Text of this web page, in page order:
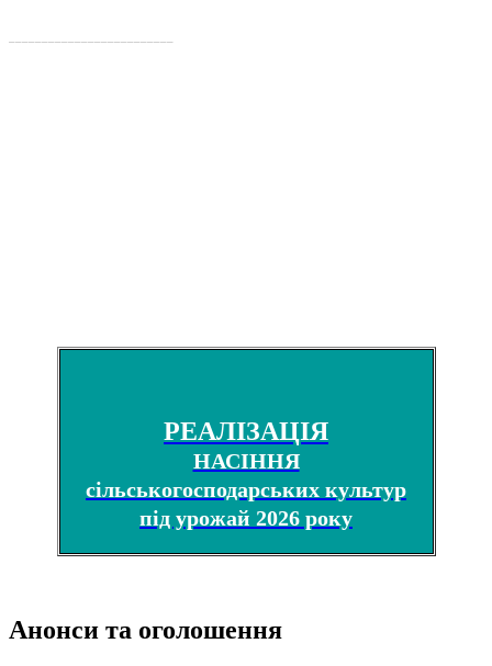
РЕАЛІЗАЦІЯ
НАСІННЯ
сільськогосподарських культур
під урожай 2026 року
Анонси та оголошення